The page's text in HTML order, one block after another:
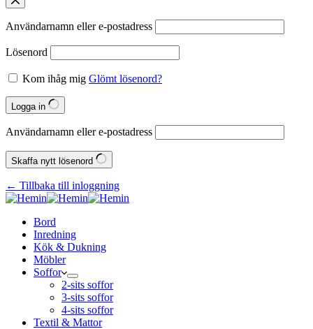
Användarnamn eller e‑postadress
Lösenord
Kom ihåg mig Glömt lösenord?
Logga in
Användarnamn eller e‑postadress
Skaffa nytt lösenord
← Tillbaka till inloggning
Bord
Inredning
Kök & Dukning
Möbler
Soffor
2-sits soffor
3-sits soffor
4-sits soffor
Textil & Mattor